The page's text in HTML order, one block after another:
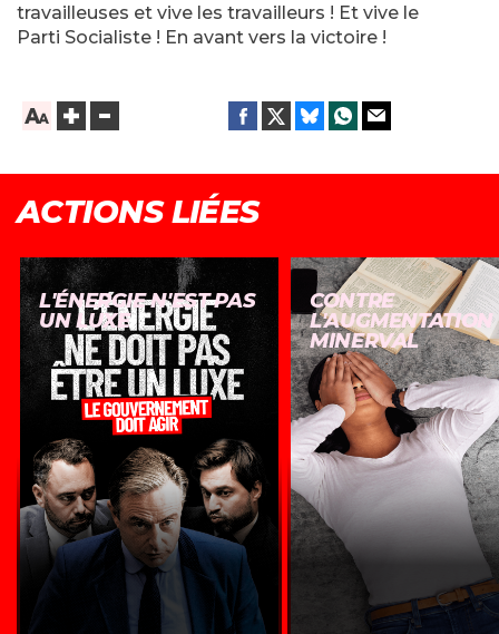
travailleuses et vive les travailleurs ! Et vive le
Parti Socialiste ! En avant vers la victoire !
ACTIONS LIÉES
L'ÉNERGIE N'EST PAS
UN LUXE
CONTRE
L'AUGMENTATION
MINERVAL